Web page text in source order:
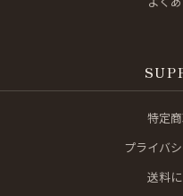
特定
プライバ
送料